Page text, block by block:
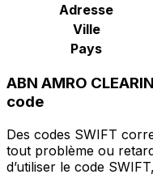
Adresse
Ville
Pays
ABN AMRO
code
Des codes SWIFT
tout problème ou
d’utiliser le code